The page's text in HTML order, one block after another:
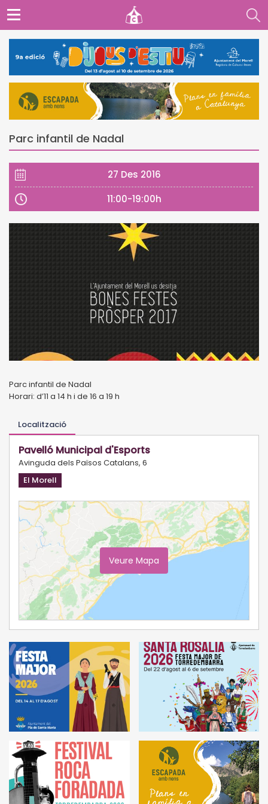
Parc infantil de Nadal
27 Des 2016
11:00-19:00h
Parc infantil de Nadal
Horari: d’11 a 14 h i de 16 a 19 h
Localització
Pavelló Municipal d'Esports
Avinguda dels Països Catalans, 6
El Morell
Veure Mapa